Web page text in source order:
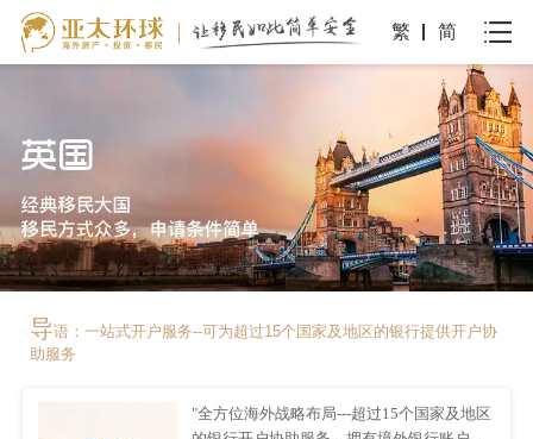
繁 简
导语：一站式开户服务--可为超过15个国家及地区的银行提供开户协
助服务
"全方位海外战略布局---超过15个国家及地区